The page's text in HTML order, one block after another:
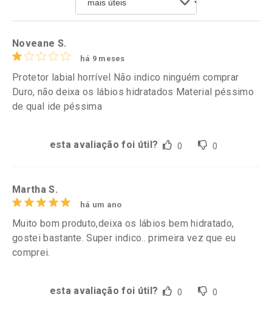
Comprar sem Desconto
Por R$ 37,25/cada
Comprar sem Desconto
Por R$ 37,25/cada
Noveane S.
há 9 meses
Protetor labial horrível Não indico ninguém comprar
Duro, não deixa os lábios hidratados Material péssimo
de qual ide péssima
esta avaliação foi útil? 0 0
Martha S.
há um ano
Muito bom produto,deixa os lábios bem hidratado,
gostei bastante. Super indico.. primeira vez que eu
comprei.
esta avaliação foi útil? 0 0